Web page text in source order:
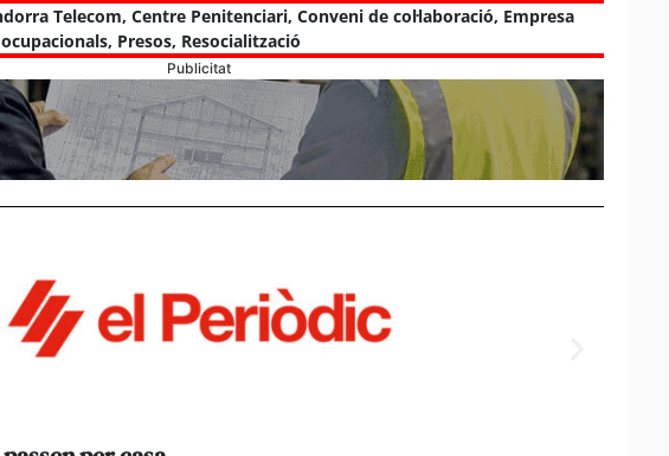
Telecom, Centre Penitenciari, Conveni de col·laboració, Empresa
, Presos, Resocialització
Publicitat